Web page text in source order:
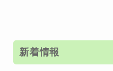
新着情報